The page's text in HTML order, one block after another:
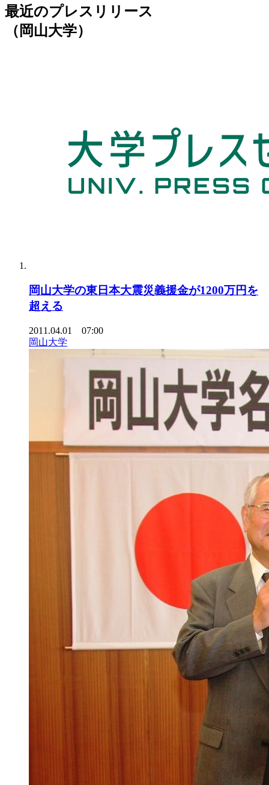
最近のプレスリリース
（岡山大学）
岡山大学の東日本大震災義援金が1200万円を
超える
2011.04.01 07:00
岡山大学